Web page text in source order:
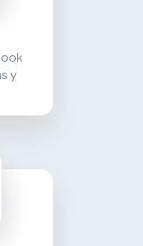
y
ads para